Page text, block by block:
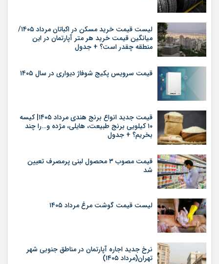
لیست قیمت خرید مسکن در اکباتان مرداد ۱۴۰۵/
میانگین قیمت خرید هر متر آپارتمان در این
منطقه چقدر است؟ + جدول
قیمت سرویس پکیج شوفاژ دیواری در سال ۱۴۰۵
قیمت جدید انواع برنج هندی مرداد ۱۴۰۵| کیسه
۱۰ کیلویی برنج طبیعت، هایلی، مژده و…را چند
بخریم؟ + جدول
قیمت مصوب ۳ محصول لبنی پرمصرف تعیین
شد
لیست قیمت گوشت مرغ مرداد ۱۴۰۵
نرخ جدید اجاره آپارتمان در مناطق جنوبی شهر
تهران(مرداد ۱۴۰۵)